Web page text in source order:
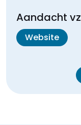
Aandacht
Website